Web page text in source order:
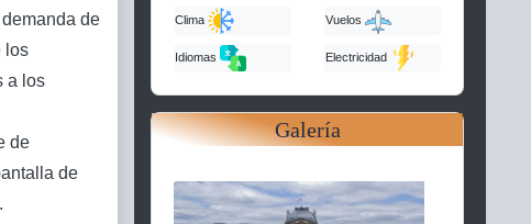
de
los
a los
de
de
Clima
Idiomas
Vuelos
Electricidad
Galería